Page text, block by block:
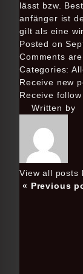
lässt bzw.
anfänger ist
gilt als eine
Posted on
Comments
Categories:
Receive new
Receive
Written by
View all posts
« Previous